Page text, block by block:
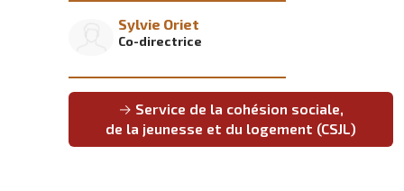
Sylvie Oriet
Co-directrice
Service de la cohésion sociale,
de la jeunesse et du logement (CSJL)